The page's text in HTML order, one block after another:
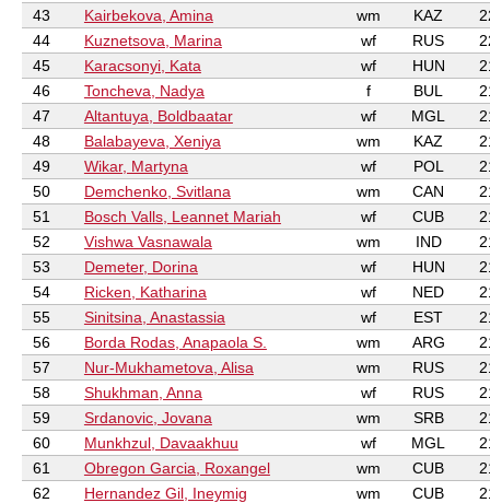
43
Kairbekova, Amina wm KAZ
44
Kuznetsova, Marina wf RUS
45
Karacsonyi, Kata wf HUN
46
Toncheva, Nadya f BUL
47
Altantuya, Boldbaatar wf MGL
48
Balabayeva, Xeniya wm KAZ
49
Wikar, Martyna wf POL
50
Demchenko, Svitlana wm CAN
51
Bosch Valls, Leannet Mariah wf CUB
52
Vishwa Vasnawala wm IND
53
Demeter, Dorina wf HUN
54
Ricken, Katharina wf NED
55
Sinitsina, Anastassia wf EST
56
Borda Rodas, Anapaola S. wm ARG
57
Nur-Mukhametova, Alisa wm RUS
58
Shukhman, Anna wf RUS
59
Srdanovic, Jovana wm SRB
60
Munkhzul, Davaakhuu wf MGL
61
Obregon Garcia, Roxangel wm CUB
62
Hernandez Gil, Ineymig wm CUB